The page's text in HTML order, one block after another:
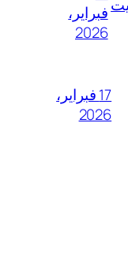
فبراير،
2026
17 فبراير،
2026